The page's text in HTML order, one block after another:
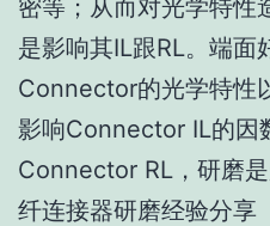
密等；从而对光学特性
是影响其IL跟RL。端面
Connector的光学特性
影响Connector IL的因
Connector RL，研磨
纤连接器研磨经验分享